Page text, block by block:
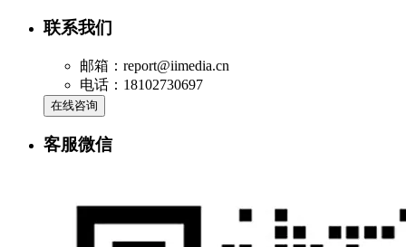
联系我们
邮箱：report@iimedia.cn
电话：18102730697
在线咨询
客服微信